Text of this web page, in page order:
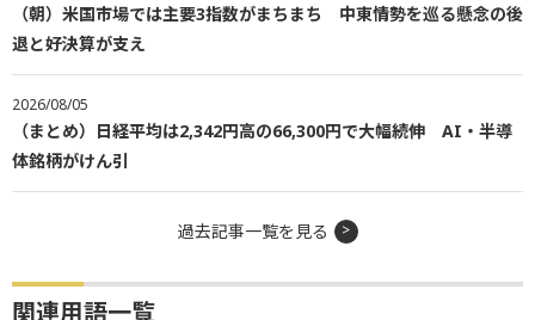
（朝）米国市場では主要3指数がまちまち 中東情勢を巡る懸念の後
退と好決算が支え
2026/08/05
（まとめ）日経平均は2,342円高の66,300円で大幅続伸 AI・半導
体銘柄がけん引
過去記事一覧を見る
関連用語一覧